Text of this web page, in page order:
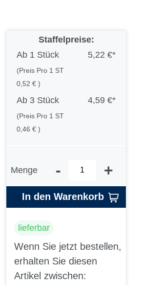
Staffelpreise:
Ab 1 Stück 5,22 €*
(Preis Pro 1 ST
0,52 € )
Ab 3 Stück 4,59 €*
(Preis Pro 1 ST
0,46 € )
Menge - +
In den Warenkorb
lieferbar
Wenn Sie jetzt bestellen,
erhalten Sie diesen
Artikel zwischen: